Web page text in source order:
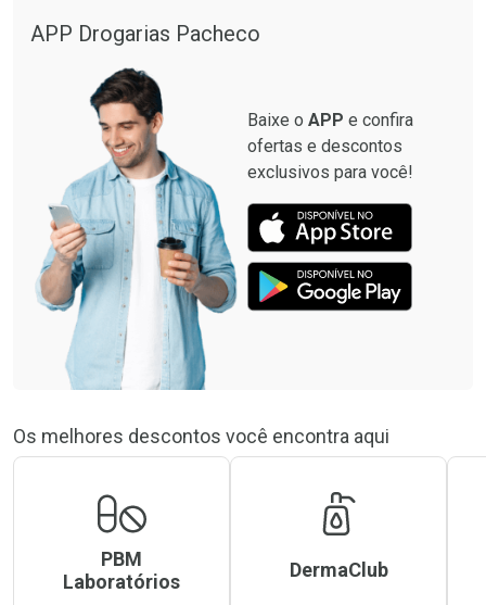
APP Drogarias Pacheco
Baixe o APP e confira
ofertas e descontos
exclusivos para você!
Os melhores descontos você encontra aqui
PBM
Laboratórios
DermaClub